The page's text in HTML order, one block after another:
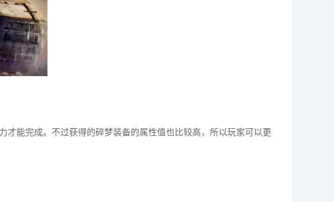
能完成。不过获得的碎梦装备的属性值也比较高，所以玩家可以更